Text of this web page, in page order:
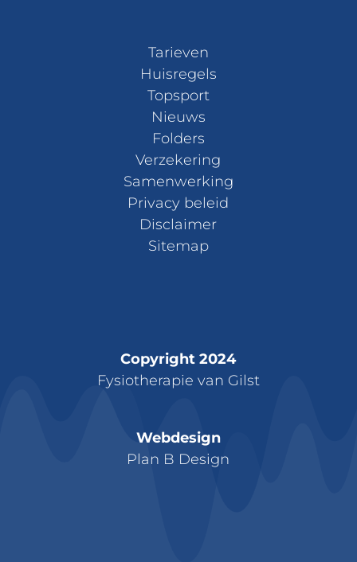
Tarieven
Huisregels
Topsport
Nieuws
Folders
Verzekering
Samenwerking
Privacy beleid
Disclaimer
Sitemap
Copyright 2024
Fysiotherapie van Gilst
Webdesign
Plan B Design